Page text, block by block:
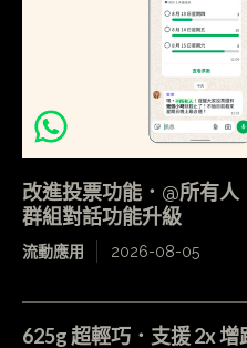
改進投票功能．@所有
群組對話功能升級
流動應用 2026-08-05
625g 超輕巧．支援 2x